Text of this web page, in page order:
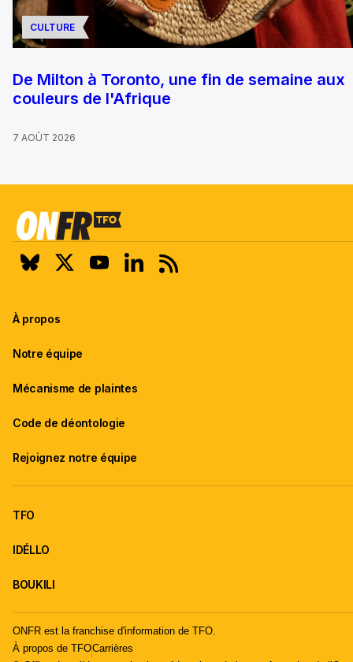
CULTURE
De Milton à Toronto, une fin de semaine aux
couleurs de l'Afrique
7 AOÛT 2026
À propos
Notre équipe
Mécanisme de plaintes
Code de déontologie
Rejoignez notre équipe
TFO
IDÉLLO
BOUKILI
ONFR est la franchise d'information de TFO.
À propos de TFOCarrières